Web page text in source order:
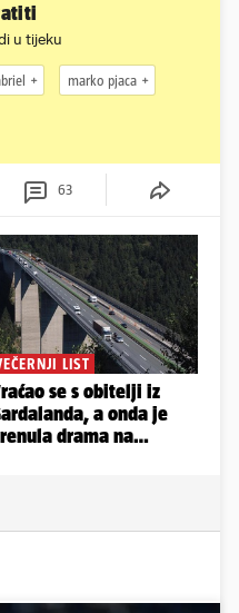
u tijeku
marko pjaca
63